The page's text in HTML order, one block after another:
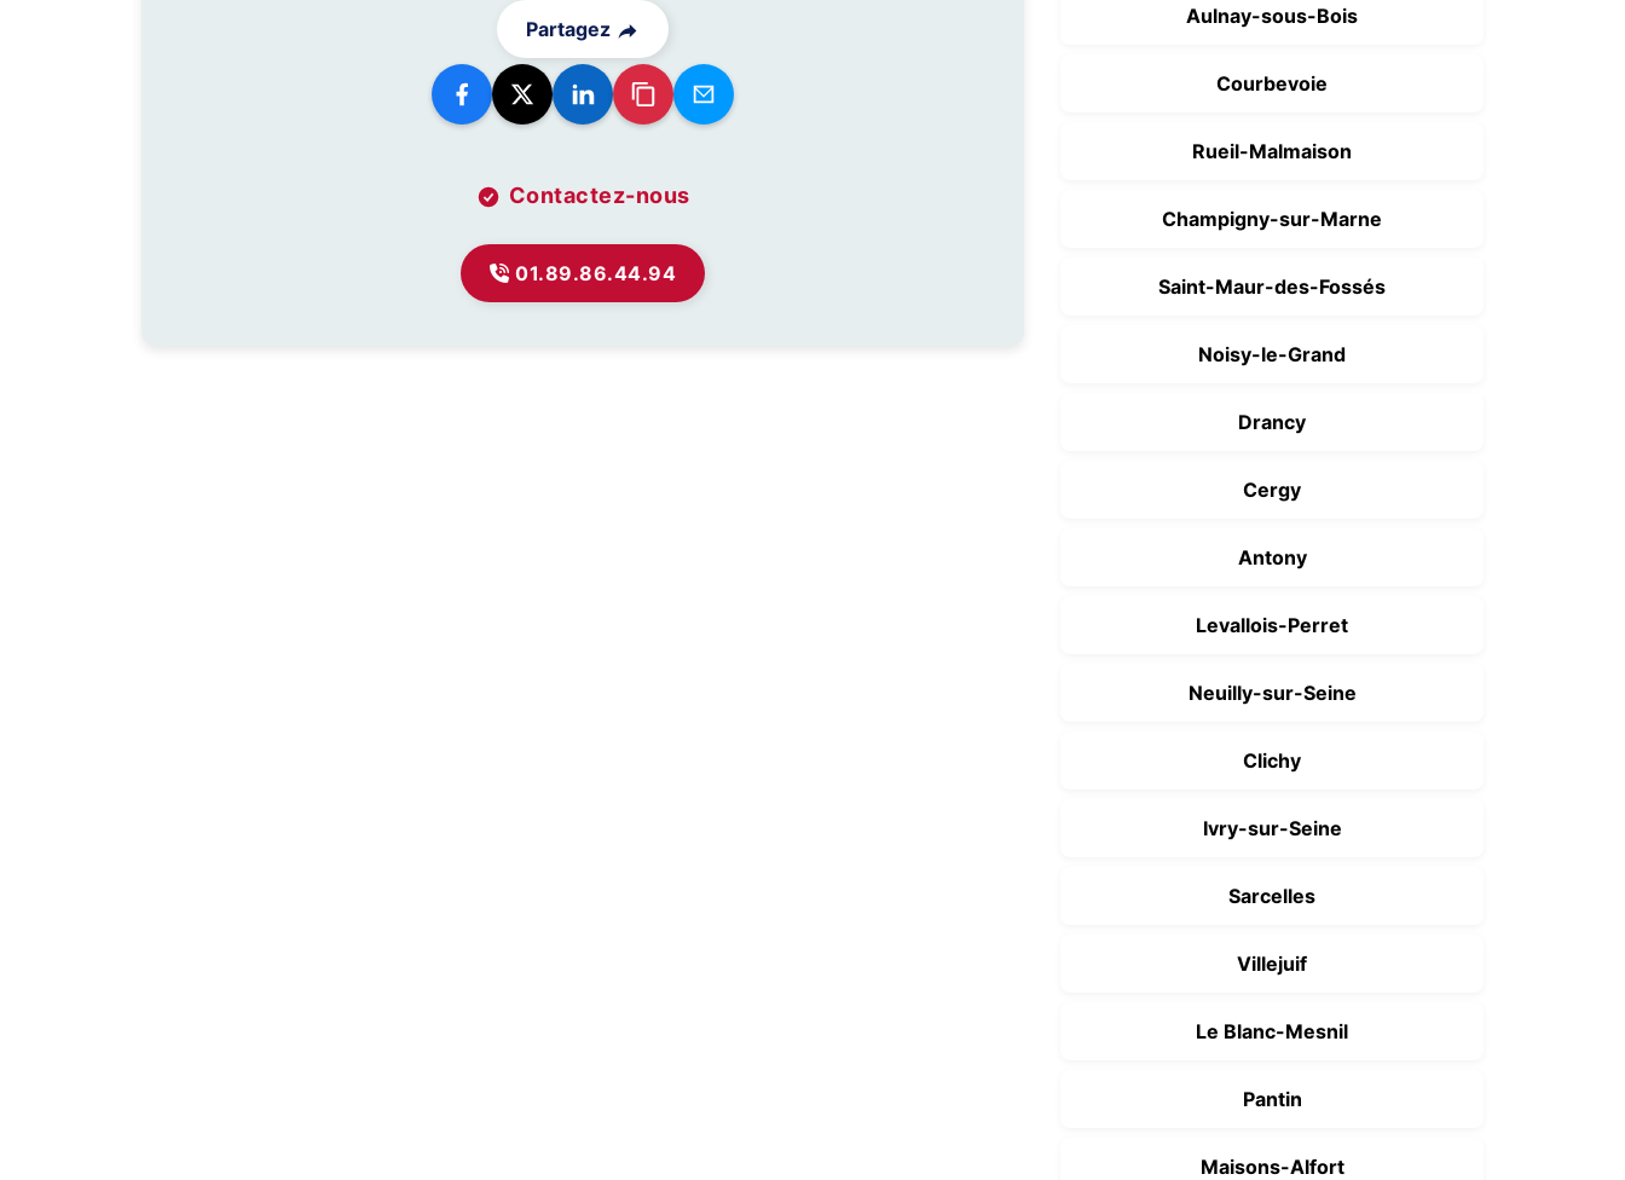
Partagez
Contactez-nous
01.89.86.44.94
Aulnay-sous-Bois
Courbevoie
Rueil-Malmaison
Champigny-sur-Marne
Saint-Maur-des-Fossés
Noisy-le-Grand
Drancy
Cergy
Antony
Levallois-Perret
Neuilly-sur-Seine
Clichy
Ivry-sur-Seine
Sarcelles
Villejuif
Le Blanc-Mesnil
Pantin
Maisons-Alfort